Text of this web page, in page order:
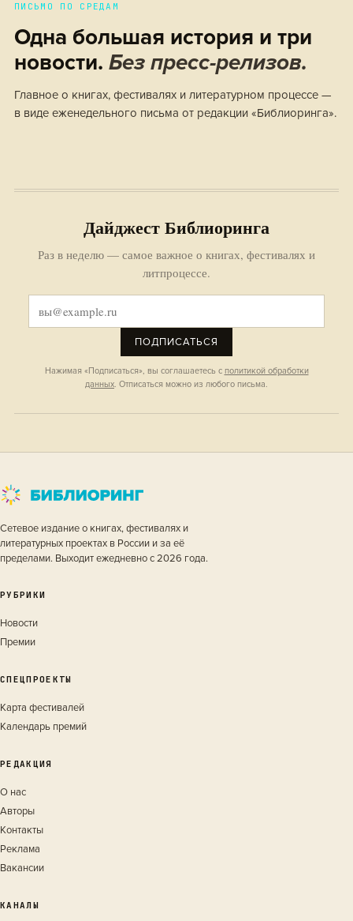
ПИСЬМО ПО СРЕДАМ
Одна большая история и три
новости. Без пресс-релизов.
Главное о книгах, фестивалях и литературном процессе —
в виде еженедельного письма от редакции «Библиоринга».
Дайджест Библиоринга
Раз в неделю — самое важное о книгах, фестивалях и
литпроцессе.
ПОДПИСАТЬСЯ
Нажимая «Подписаться», вы соглашаетесь с политикой обработки
данных. Отписаться можно из любого письма.
Сетевое издание о книгах, фестивалях и
литературных проектах в России и за её
пределами. Выходит ежедневно с 2026 года.
РУБРИКИ
Новости
Премии
СПЕЦПРОЕКТЫ
Карта фестивалей
Календарь премий
РЕДАКЦИЯ
О нас
Авторы
Контакты
Реклама
Вакансии
КАНАЛЫ